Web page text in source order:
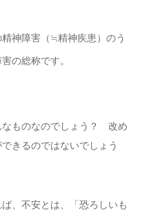
精神障害（≒精神疾患）のう
の総称です。
なものなのでしょう？ 改め
きるのではないでしょう
、不安とは、「恐ろしいも